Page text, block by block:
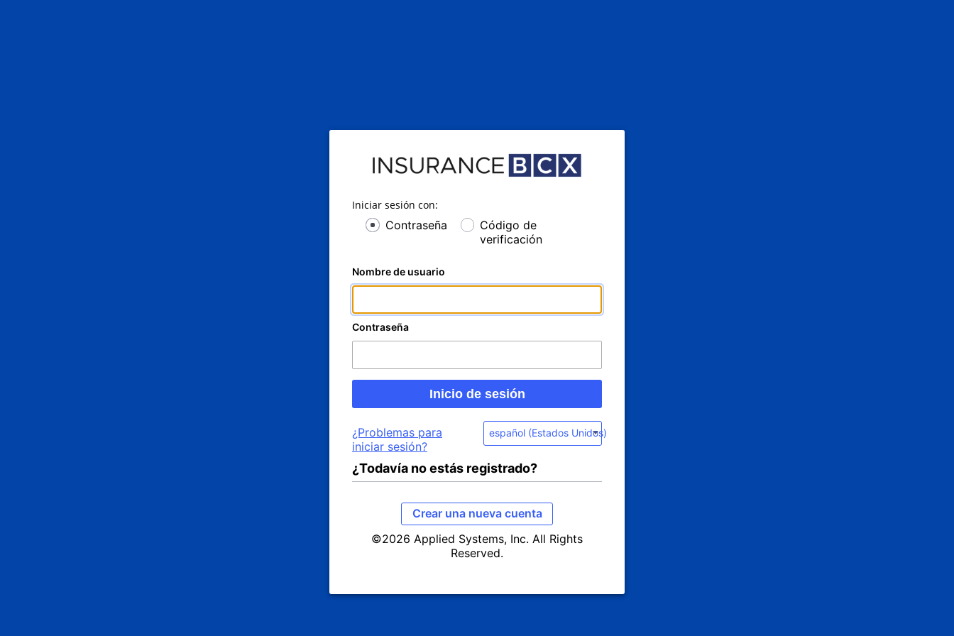
Iniciar sesión con:
Contraseña
Código de
verificación
Nombre de usuario
Contraseña
¿Problemas para
iniciar sesión?
español (Estados Unidos)
¿Todavía no estás registrado?
Crear una nueva cuenta
©2026 Applied Systems, Inc. All Rights
Reserved.